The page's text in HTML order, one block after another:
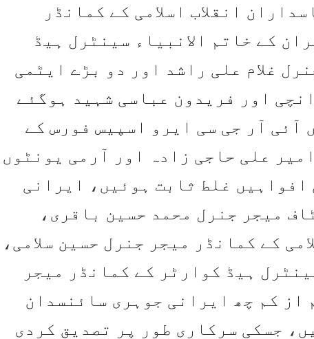
انقلاب اسلامی کے کمانڈر
کے خاتم الانبیاء سینٹرل ہیڈ
غلام علی راشد اور دو بڑے ایٹمی
اور فریدون عباسی شہید ہوگئے
آئی آر جی سی ایرو اسپیس فورس کے
علی حاجی زادہ اور آرمی یونٹوں
غلط ثابت ہوئیں، ایرانی
میجر جنرل محمد حسین باقری،
کے کمانڈر میجر جنرل حسین سلامی،
ہیڈ کوارٹر کے کمانڈر میجر
از کم چھ ایرانی جوہری سائنسدان
جسکی سرکاری طور پر تصدیق کردی